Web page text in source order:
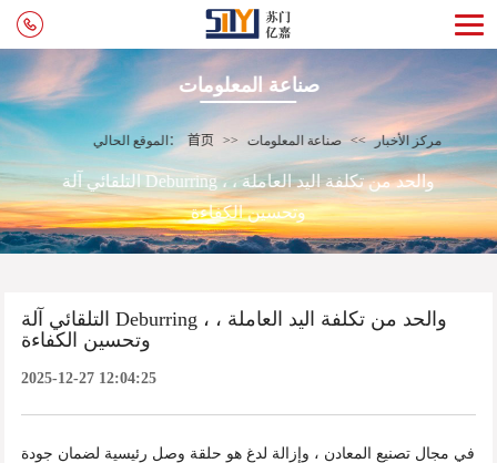
صناعة المعلومات
الموقع الحالي： 首页 >> مركز الأخبار >> صناعة المعلومات
التلقائي آلة Deburring ، والحد من تكلفة اليد العاملة ،
وتحسين الكفاءة
التلقائي آلة Deburring ، والحد من تكلفة اليد العاملة ،
وتحسين الكفاءة
2025-12-27 12:04:25
في مجال تصنيع المعادن ، وإزالة لدغ هو حلقة وصل رئيسية لضمان جودة